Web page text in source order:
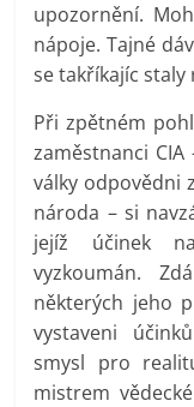
upozornění.
nápoje. Tajné
se takříkajíc
Při zpětném
zaměstnanci
války odpovědni
národa – si
jejíž účinek
vyzkoumán.
některých jeho
vystaveni
smysl pro
mistrem